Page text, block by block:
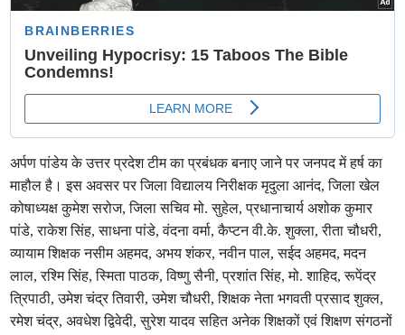
अर्पण पांडेय के उत्तर प्रदेश टीम का प्रबंधक बनाए जाने पर जनपद में हर्ष का
माहौल है। इस अवसर पर जिला विद्यालय निरीक्षक मृदुला आनंद, जिला खेल
कोषाध्यक्ष कुमेश सरोज, जिला सचिव मो. सुहेल, प्रधानाचार्य अशोक कुमार
पांडे, राकेश सिंह, साधना पांडे, वंदना वर्मा, कैप्टन वी.के. शुक्ला, रीता चौधरी,
व्यायाम शिक्षक नसीम अहमद, अभय शंकर, नवीन पाल, सईद अहमद, मदन
लाल, रश्मि सिंह, स्मिता पाठक, विष्णु सैनी, प्रशांत सिंह, मो. शाहिद, रूपेंद्र
त्रिपाठी, उमेश चंद्र तिवारी, उमेश चौधरी, शिक्षक नेता भगवती प्रसाद शुक्ल,
रमेश चंद्र, अवधेश द्विवेदी, सुरेश यादव सहित अनेक शिक्षकों एवं शिक्षण संगठनों